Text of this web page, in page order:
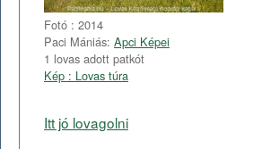
Fotó : 2014
Paci Mániás: Apci Képei
1 lovas adott patkót
Kép : Lovas túra
Itt jó lovagolni